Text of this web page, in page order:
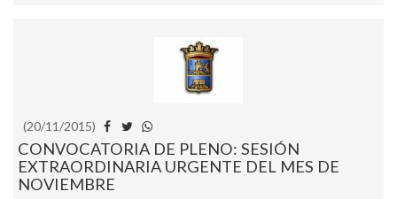
(20/11/2015)
CONVOCATORIA DE PLENO: SESIÓN
EXTRAORDINARIA URGENTE DEL MES DE
NOVIEMBRE